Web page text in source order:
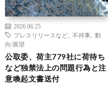
2026.06.25
プレスリリースなど
不祥事
動
向/展望
公取委、荷主779社に荷待ち
など独禁法上の問題行為と注
意喚起文書送付